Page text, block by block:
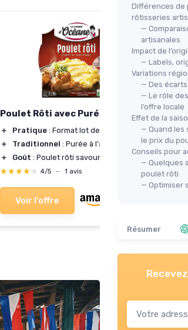
Poulet Rôti avec Purée - Lot de 4
＋ Pratique : Format lot de 4
＋
Traditionnel : Purée à l'ancienne
＋
Goût : Poulet rôti savoureux
★★★★★
★★★★★ 4/5 — 1 avis
Voir l'offre
Différences de
rôtisseries
—
artisanales
Impact de
— Labels,
Variations
— Des
— Le rôle
l’offre locale
Effet de la
— Quand
le prix du
Conseils pour
— Quelques
poulet rôti
— Optimiser
Résumer